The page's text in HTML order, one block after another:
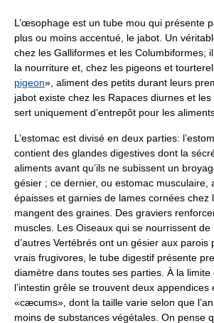
L’œsophage est un tube mou qui présente
plus ou moins accentué, le jabot. Un
chez les Galliformes et les Columbiformes;
la nourriture et, chez les pigeons et
pigeon», aliment des petits durant leurs
jabot existe chez les Rapaces diurnes et
sert uniquement d’entrepôt pour les
L’estomac est divisé en deux parties:
contient des glandes digestives dont la
aliments avant qu’ils ne subissent un
gésier ; ce dernier, ou estomac musculaire,
épaisses et garnies de lames cornées chez
mangent des graines. Des graviers
muscles. Les Oiseaux qui se nourrissent
d’autres Vertébrés ont un gésier aux parois
vrais frugivores, le tube digestif présente
diamètre dans toutes ses parties. À la
l’intestin grêle se trouvent deux
«cæcums», dont la taille varie selon que
moins de substances végétales. On pense